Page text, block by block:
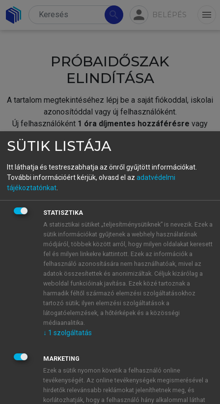
search person BELÉPÉS menu
PRÓBAIDŐSZAK
ELINDÍTÁSA
A tartalom megtekintéséhez lépj be a saját fiókoddal, iskolai
azonosítóddal vagy új felhasználóként.
Új felhasználóként 1 óra díjmentes hozzáférésre vagy
fiókoddal,vagy hozz létre új fiókot.
A regisztráció után apróbaidőszakautomatikusan
BELÉPÉS SAJÁT FIÓKKAL
ÚJ FIÓK LÉTREHOZÁSA
1 óra díjmentes hozzáférés
E-MAIL-CÍM
JELSZÓ
JELSZÓ ÚJRA
SÜTIK LISTÁJA
Itt láthatja és testreszabhatja az önről gyűjtött információkat.
További információért kérjük, olvasd el az adatvédelmi
tájékoztatónkat
STATISZTIKA
A statisztikai sütiket „teljesítménysütiknek” is nevezik. Ezek a
sütik információkat gyűjtenek a webhely használatának
módjáról, többek között arról, hogy milyen oldalakat keresett
fel és milyen linkekre kattintott. Ezek az információk a
felhasználó azonosítására nem használhatóak, mivel az
adatok összesítettek és anonimizáltak. Céljuk kizárólag a
weboldal funkcióinak javítása. Ezek közé tartoznak a
harmadik féltől származó elemzési szolgáltatásokhoz
tartozó sütik; ilyen elemzési szolgáltatások a
látogatóelemzések, a hőtérképek és a közösségi
médiaanalitika.
↓ 1 szolgáltatás
MARKETING
Ezek a sütik nyomon követik a felhasználó online
tevékenységét. Az online tevékenységek megismerésével a
hirdetők relevánsabb reklámokat jeleníthetnek meg, és
korlátozhatják, hogy a felhasználó hány alkalommal láthat